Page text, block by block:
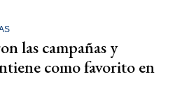
las campañas y
como favorito en